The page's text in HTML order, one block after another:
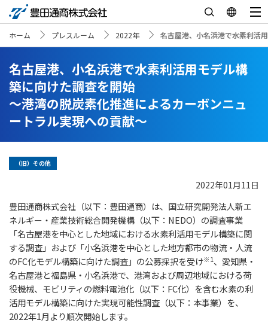
ホーム プレスルーム 2022年 名古屋港、小名浜港で水素利活
名古屋港、小名浜港で水素利活用モデル構
築に向けた調査を開始
～港湾の脱炭素化推進によるカーボンニュ
ートラル実現への貢献～
（旧）その他
2022年01月11日
豊田通商株式会社（以下：豊田通商）は、国立研究開発法人新エ
ネルギー・産業技術総合開発機構 （以下：NEDO）の調査事業
「名古屋港を中心とした地域における水素利活用モデル構築に関
する調査」 および「小名浜港を中心とした地方都市の物流・人流
のFC化モデル構築に向けた調査」の公募採択を受け※1 、 愛知県・
名古屋港と福島県・小名浜港で、港湾および周辺地域における荷
役機械、モビリティの燃料電池化 （以下：FC化）を含む水素の利
活用モデル構築に向けた実現可能性調査（以下：本事業）を、
2022年1月より順次開始します。